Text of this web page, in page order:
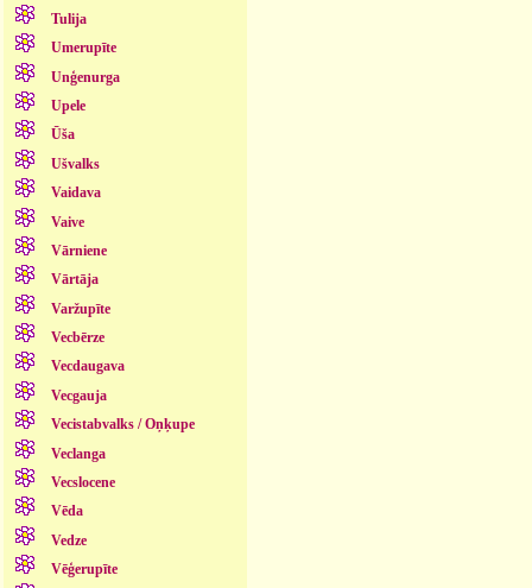
Tulija
Umerupīte
Unģenurga
Upele
Ūša
Ušvalks
Vaidava
Vaive
Vārniene
Vārtāja
Varžupīte
Vecbērze
Vecdaugava
Vecgauja
Vecistabvalks / Oņķupe
Veclanga
Vecslocene
Vēda
Vedze
Vēģerupīte